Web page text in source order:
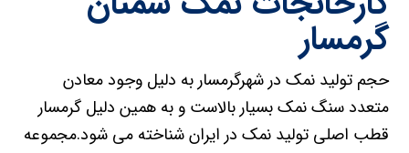
گرمسار
حجم تولید نمک در شهرگرمسار به دلیل وجود معادن
متعدد سنگ نمک بسیار بالاست و به همین دلیل گرمسار
قطب اصلی تولید نمک در ایران شناخته می شود.مجموعه